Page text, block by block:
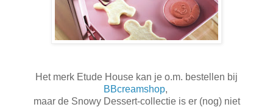
Het merk Etude House kan je o.m. bestellen bij
BBcreamshop,
maar de Snowy Dessert-collectie is er (nog) niet